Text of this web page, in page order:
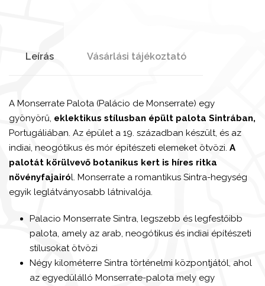
Leírás Vásárlási tájékoztató
A Monserrate Palota (Palácio de Monserrate) egy
gyönyörű, eklektikus stílusban épült palota Sintrában,
Portugáliában. Az épület a 19. században készült, és az
indiai, neogótikus és mór építészeti elemeket ötvözi. A
palotát körülvevő botanikus kert is híres ritka
növényfajairól. Monserrate a romantikus Sintra-hegység
egyik leglátványosabb látnivalója.
Palacio Monserrate Sintra, legszebb és legfestőibb
palota, amely az arab, neogótikus és indiai építészeti
stílusokat ötvözi
Négy kilométerre Sintra történelmi központjától, ahol
az egyedülálló Monserrate-palota mely egy